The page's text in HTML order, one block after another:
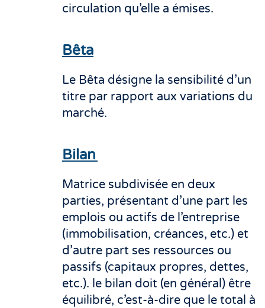
circulation qu’elle a émises.
Bêta
Le Bêta désigne la sensibilité d’un
titre par rapport aux variations du
marché.
Bilan
Matrice subdivisée en deux
parties, présentant d’une part les
emplois ou actifs de l’entreprise
(immobilisation, créances, etc.) et
d’autre part ses ressources ou
passifs (capitaux propres, dettes,
etc.). le bilan doit (en général) être
équilibré, c’est-à-dire que le total à